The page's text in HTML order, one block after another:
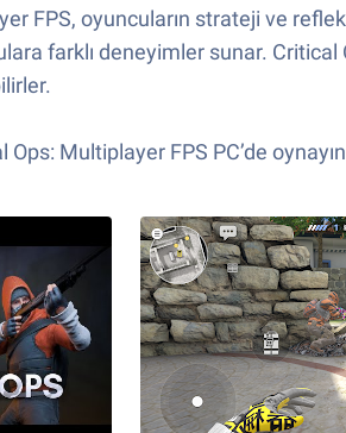
FPS, oyuncuların strateji ve
farklı deneyimler sunar.
Multiplayer FPS PC’de